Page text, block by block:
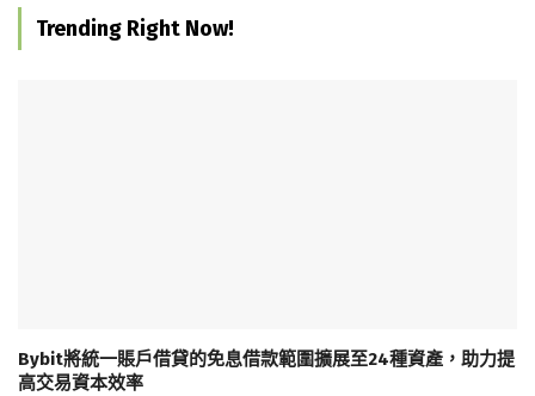
Trending Right Now!
Bybit將統一賬戶借貸的免息借款範圍擴展至24種資產，助力提
高交易資本效率